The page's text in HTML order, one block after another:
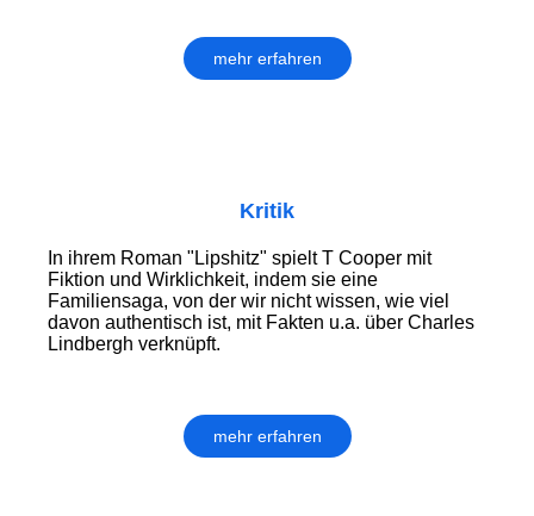
mehr erfahren
Kritik
In ihrem Roman "Lipshitz" spielt T Cooper mit
Fiktion und Wirklichkeit, indem sie eine
Familiensaga, von der wir nicht wissen, wie viel
davon authentisch ist, mit Fakten u.a. über Charles
Lindbergh verknüpft.
mehr erfahren